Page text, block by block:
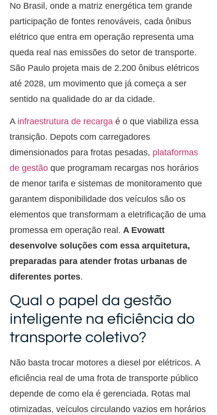
No Brasil, onde a matriz energética tem grande
participação de fontes renováveis, cada ônibus
elétrico que entra em operação representa uma
queda real nas emissões do setor de transporte.
São Paulo projeta mais de 2.200 ônibus elétricos
até 2028, um movimento que já começa a ser
sentido na qualidade do ar da cidade.
A infraestrutura de recarga é o que viabiliza essa
transição. Depots com carregadores
dimensionados para frotas pesadas, plataformas
de gestão que programam recargas nos horários
de menor tarifa e sistemas de monitoramento que
garantem disponibilidade dos veículos são os
elementos que transformam a eletrificação de uma
promessa em operação real. A Evowatt
desenvolve soluções com essa arquitetura,
preparadas para atender frotas urbanas de
diferentes portes.
Qual o papel da gestão
inteligente na eficiência do
transporte coletivo?
Não basta trocar motores a diesel por elétricos. A
eficiência real de uma frota de transporte público
depende de como ela é gerenciada. Rotas mal
otimizadas, veículos circulando vazios em horários